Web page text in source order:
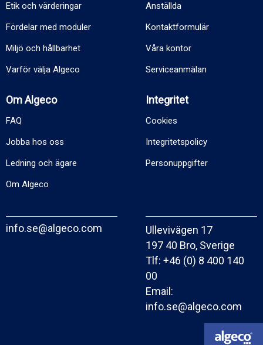
Etik och värderingar
Fördelar med moduler
Miljö och hållbarhet
Varför välja Algeco
Anställda
Kontaktformulär
Våra kontor
Serviceanmälan
Om Algeco
FAQ
Jobba hos oss
Ledning och ägare
Om Algeco
Integritet
Cookies
Integritetspolicy
Personuppgifter
info.se@algeco.com
Ullevivägen 17
197 40 Bro, Sverige
Tlf: +46 (0) 8 400 140
00
Email:
info.se@algeco.com